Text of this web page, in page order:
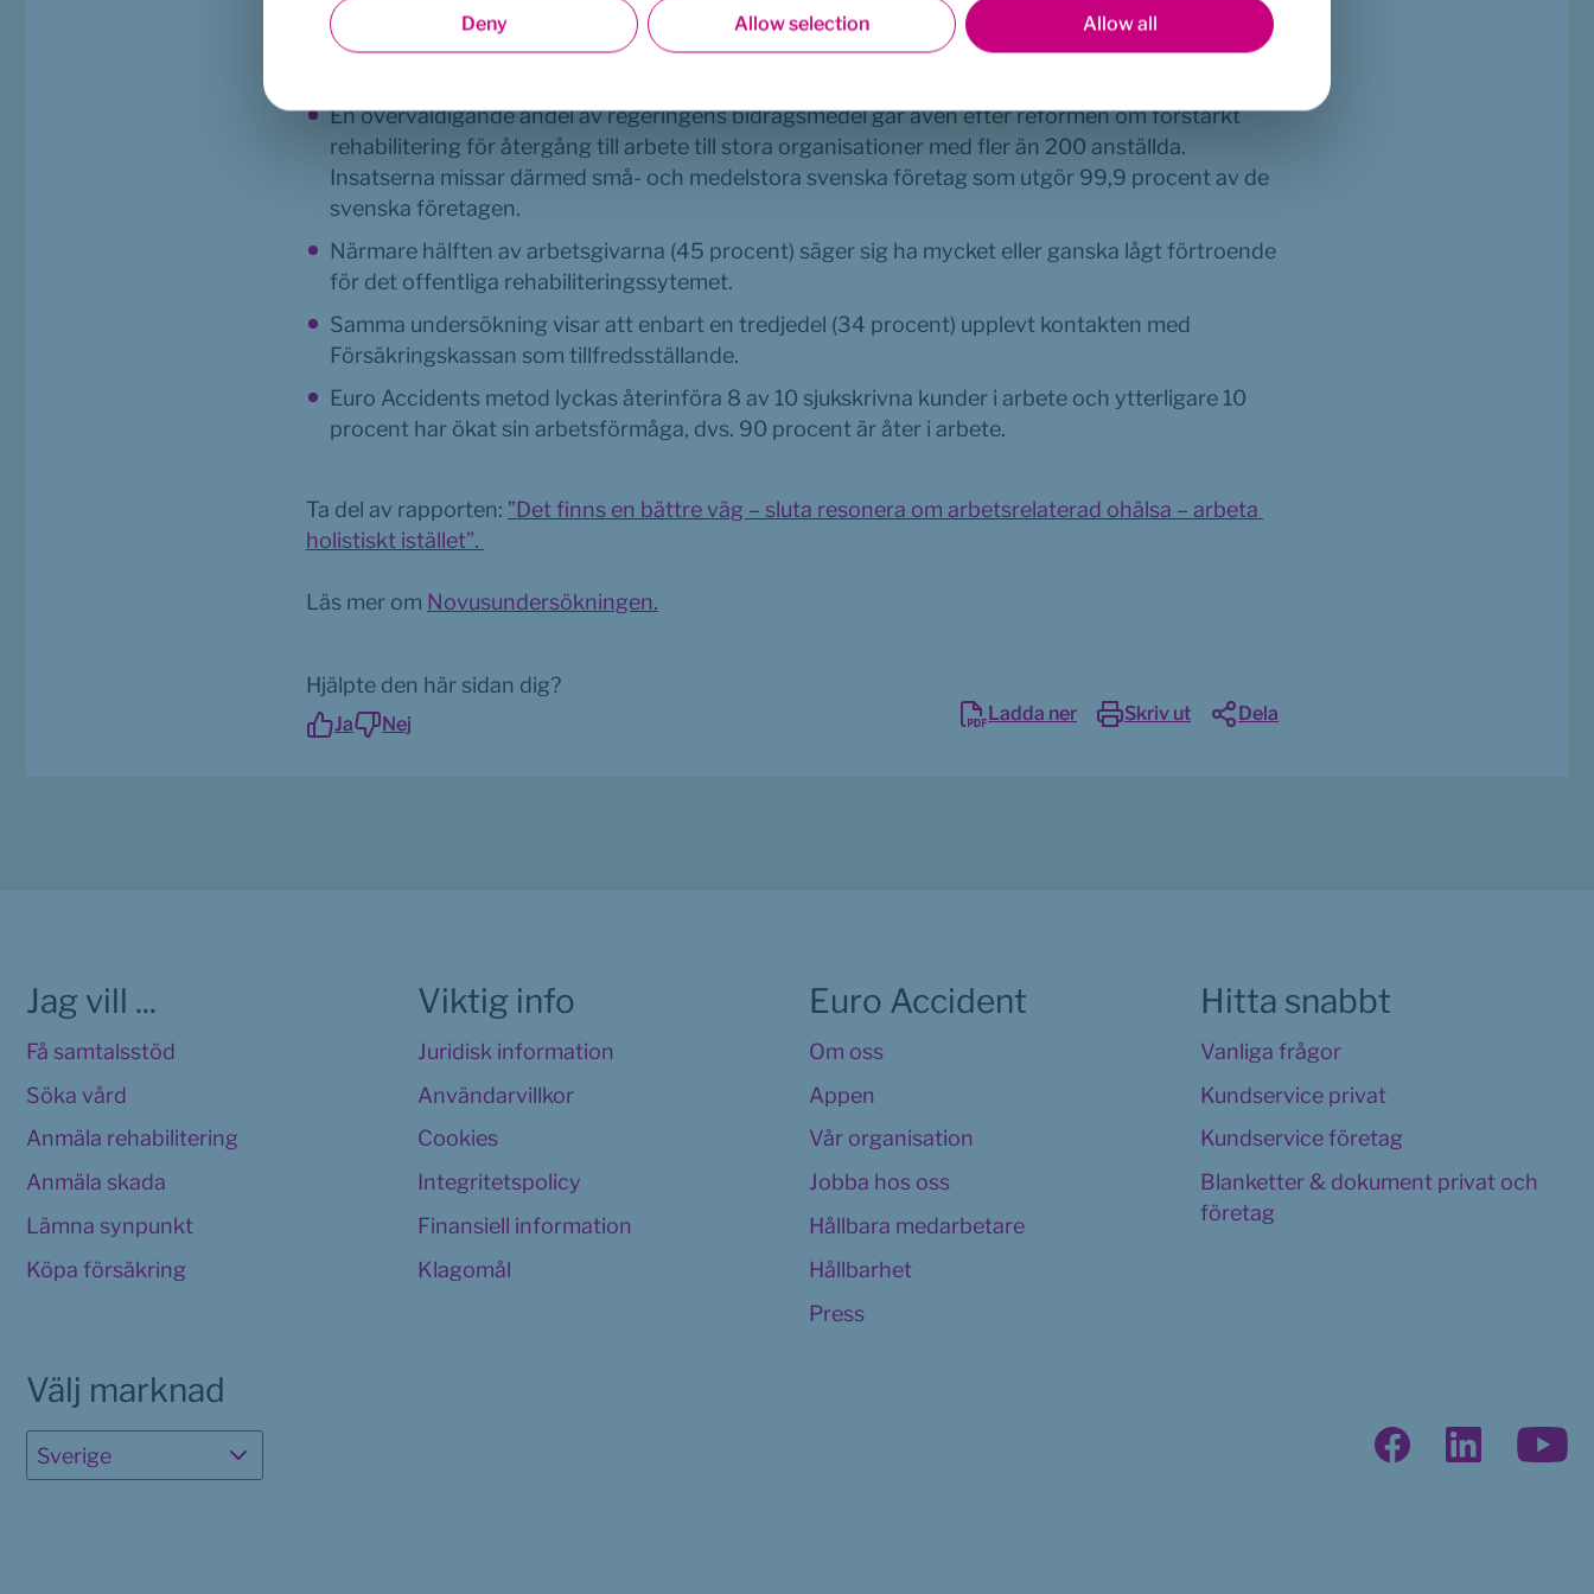
Deny Allow selection Allow all
”Brist på tid”, ”brist på egen kompetens” samt ”bristande kommunikation med koordinatorer på
Försäkringskassan” upplever arbetsgivarna som de främsta utmaningarna med rehabprocessen
En överväldigande andel av regeringens bidragsmedel går även efter reformen om förstärkt
rehabilitering för återgång till arbete till stora organisationer med fler än 200 anställda.
Insatserna missar därmed små- och medelstora svenska företag som utgör 99,9 procent av de
svenska företagen.
Närmare hälften av arbetsgivarna (45 procent) säger sig ha mycket eller ganska lågt förtroende
för det offentliga rehabiliteringssytemet.
Samma undersökning visar att enbart en tredjedel (34 procent) upplevt kontakten med
Försäkringskassan som tillfredsställande.
Euro Accidents metod lyckas återinföra 8 av 10 sjukskrivna kunder i arbete och ytterligare 10
procent har ökat sin arbetsförmåga, dvs. 90 procent är åter i arbete.
Ta del av rapporten: ”Det finns en bättre väg – sluta resonera om arbetsrelaterad ohälsa – arbeta
holistiskt istället”.
Läs mer om Novusundersökningen.
Hjälpte den här sidan dig?
Ja Nej Ladda ner Skriv ut Dela
Jag vill ...
Få samtalsstöd
Söka vård
Anmäla rehabilitering
Anmäla skada
Lämna synpunkt
Köpa försäkring
Viktig info
Juridisk information
Användarvillkor
Cookies
Integritetspolicy
Finansiell information
Klagomål
Euro Accident
Om oss
Appen
Vår organisation
Jobba hos oss
Hållbara medarbetare
Hållbarhet
Press
Hitta snabbt
Vanliga frågor
Kundservice privat
Kundservice företag
Blanketter & dokument privat och
företag
Välj marknad
Sverige